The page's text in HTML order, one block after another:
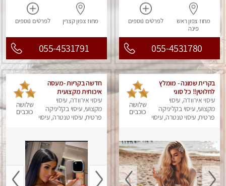
מחוז צפוןראש
פינה
לפרטים נוספים
055-4531780
מחוז צפוןקצרין לפרטים נוספים
055-4531791
בקרית שמונה - מומלץ
לחלוטין!! כל סוגי
העיסויים מעסה מקצועית
ואיכותית פרטי!!!
עיסוי אירוודה, עיסוי
מקצועי, עיסוי בקליניקה
פרטית, עיסוי טנטרה, עיסוי
שלושה
כוכבים
חדשה בקריות -מעסה
איכותית מקצועית
ומפנקת.פרטי !!!
עיסוי אירוודה, עיסוי
מקצועי, עיסוי בקליניקה
פרטית, עיסוי טנטרה, עיסוי
שלושה
כוכבים